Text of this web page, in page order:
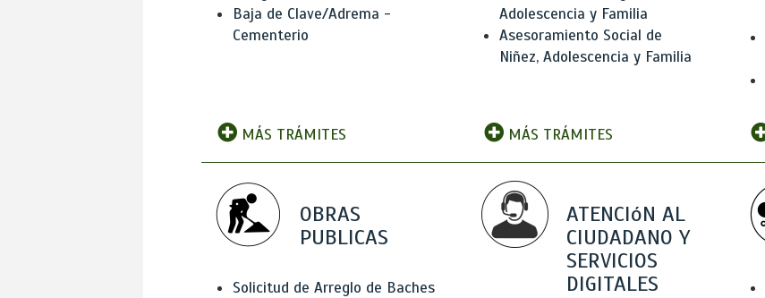
Baja de Clave/Adrema -
Cementerio
MÁS TRÁMITES
Adolescencia y Familia
Asesoramiento Social de
Niñez, Adolescencia y Familia
MÁS TRÁMITES
OBRAS
PUBLICAS
Solicitud de Arreglo de Baches
ATENCIóN AL
CIUDADANO Y
SERVICIOS
DIGITALES